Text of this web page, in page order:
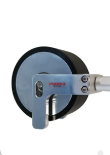
ΣΠΊΤΙ
ΠΡΟΪΌΝΤΑ
ΒΊΝΤΕΟ
VR